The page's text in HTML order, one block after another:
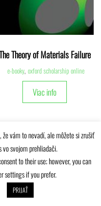
Theory of Materials Failure
e-booky, oxford scholarship online
Viac info
univerzity © 2025
vám to nevadí, ale môžete si zrušiť
vo svojom prehliadači.
to their use; however, you can
settings if you prefer.
PRIJAŤ